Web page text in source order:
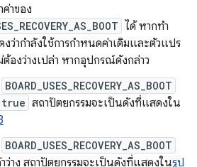
ค่าของ
ได้ หากทำ
ว่ากำลังใช้การกำหนดค่าเดิมและตัวแปร
ต้องว่างเปล่า หากอุปกรณ์ดังกล่าว
BOARD_USES_RECOVERY_AS_BOOT
true สถาปัตยกรรมจะเป็นดังที่แสดงใน
BOARD_USES_RECOVERY_AS_BOOT
ว่าง สถาปัตยกรรมจะเป็นดังที่แสดงในรูป